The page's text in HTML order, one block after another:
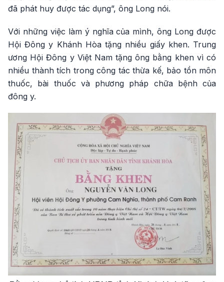
đã phát huy được tác dụng”, ông Long nói.
Với những việc làm ý nghĩa của mình, ông Long được
Hội Đông y Khánh Hòa tặng nhiều giấy khen. Trung
ương Hội Đông y Việt Nam tặng ông bằng khen vì có
nhiều thành tích trong công tác thừa kế, bảo tồn môn
thuốc, bài thuốc và phương pháp chữa bệnh của
đông y.